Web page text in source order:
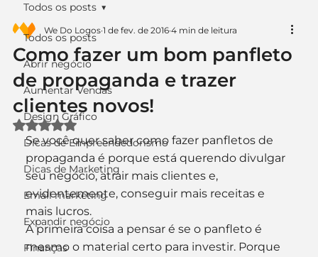
Todos os posts
Abrir negócio
Aumentar Vendas
Design Gráfico
Dicas de Empreendedorismo
Dicas de Marketing
Email marketing
Expandir negócio
Finanças
Todos os posts
Como fazer um bom panfleto
de propaganda e trazer
clientes novos!
We Do Logos 1 de fev. de 2016 4 min de leitura
Avaliado com NaN de 5 estrelas.
Se você quer saber como fazer panfletos de
propaganda é porque está querendo divulgar
seu negócio, atrair mais clientes e,
evidentemente, conseguir mais receitas e
mais lucros.
A primeira coisa a pensar é se o panfleto é
mesmo o material certo para investir. Porque